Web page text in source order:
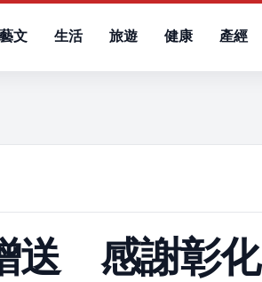
藝文 生活 旅遊 健康 產經
送 感謝彰化